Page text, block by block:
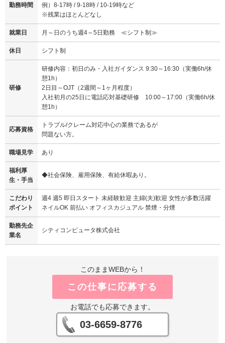
勤務時間
例）8-17時 / 9-18時 / 10-19時など
※残業はほとんどなし
就業日 月～日のうち週4～5日勤務 ≪シフト制≫
休日 シフト制
研修
研修内容：初日のみ・入社ガイダンス 9:30～16:30（実働6h/休
憩1h）
2日目～OJT（2週間～1ヶ月程度）
入社初月の25日に電話応対基礎研修 10:00～17:00（実働6h/休
憩1h）
応募資格
トラブル/クレーム対応中心の業務であるが
問題ない方。
職場見学 あり
福利厚
生・手当
◆社会保険、雇用保険、有給休暇あり。
こだわり
ポイント
週4 週5 即日スタート 未経験歓迎 主婦(夫)歓迎 女性が多数活躍
ネイルOK 前払い オフィスカジュアル 禁煙・分煙
勤務先企
業名
シティコンピュータ株式会社
このままWEBから！
この仕事に応募する
お電話でも応募できます。
03-6659-8776